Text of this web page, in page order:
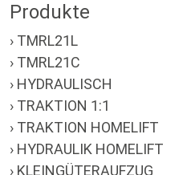
Produkte
› TMRL21L
› TMRL21C
› HYDRAULISCH
› TRAKTION 1:1
› TRAKTION HOMELIFT
› HYDRAULIK HOMELIFT
› KLEINGÜTERAUFZUG